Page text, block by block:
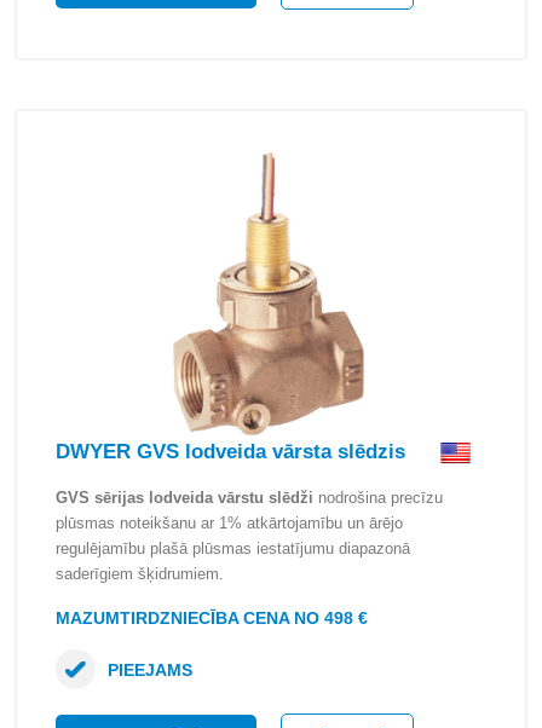
DWYER GVS lodveida vārsta slēdzis
GVS sērijas lodveida vārstu slēdži nodrošina precīzu
plūsmas noteikšanu ar 1% atkārtojamību un ārējo
regulējamību plašā plūsmas iestatījumu diapazonā
saderīgiem šķidrumiem.
MAZUMTIRDZNIECĪBA CENA NO 498 €
PIEEJAMS